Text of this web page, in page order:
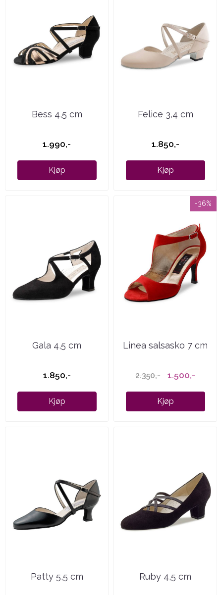
Bess 4,5 cm
1.990,-
Kjøp
Felice 3,4 cm
1.850,-
Kjøp
Gala 4,5 cm
1.850,-
Kjøp
-36%
Linea salsasko 7 cm
2.350,- 1.500,-
Kjøp
Patty 5,5 cm Ruby 4,5 cm